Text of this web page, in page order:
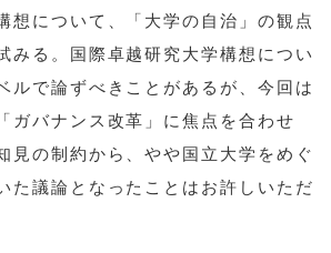
想について、「大学の自治」の観点
みる。国際卓越研究大学構想につい
ルで論ずべきことがあるが、今回は
ガバナンス改革」に焦点を合わせ
見の制約から、やや国立大学をめぐ
た議論となったことはお許しいただ